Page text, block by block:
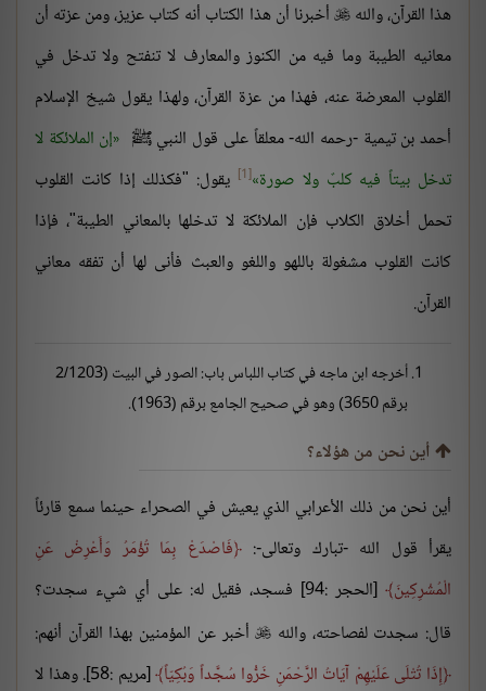
هذا القرآن، والله أخبرنا أن هذا الكتاب أنه كتاب عزيز، ومن عزته أن
معانيه الطيبة وما فيه من الكنوز والمعارف لا تنفتح ولا تدخل في
القلوب المعرضة عنه، فهذا من عزة القرآن، ولهذا يقول شيخ الإسلام
أحمد بن تيمية -رحمه الله- معلقاً على قول النبي ﷺ
إن الملائكة لا
تدخل بيتاً فيه كلبٌ ولا صورة [1]
يقول: "فكذلك إذا كانت القلوب
تحمل أخلاق الكلاب فإن الملائكة لا تدخلها بالمعاني الطيبة"، فإذا
كانت القلوب مشغولة باللهو واللغو والعبث فأنى لها أن تفقه معاني
القرآن.
أخرجه ابن ماجه في كتاب اللباس باب: الصور في البيت (2/1203
برقم 3650) وهو في صحيح الجامع برقم (1963).
أين نحن من هؤلاء؟
أين نحن من ذلك الأعرابي الذي يعيش في الصحراء حينما سمع قارئاً
يقرأ قول الله -تبارك وتعالى-: فَاصْدَعْ بِمَا تُؤْمَرُ وَأَعْرِضْ عَنِ
الْمُشْرِكِينَ
[الحجر :94] فسجد، فقيل له: على أي شيء سجدت؟
قال: سجدت لفصاحته، والله أخبر عن المؤمنين بهذا القرآن أنهم:
إِذَا تُتْلَى عَلَيْهِمْ آيَاتُ الرَّحْمَنِ خَرُّوا سُجَّداً وَبُكِيّاً
[مريم :58]. وهذا لا